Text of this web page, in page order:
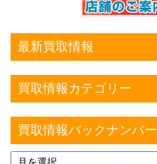
最新買取情報
買取情報カテゴリー
買取情報バックナンバー